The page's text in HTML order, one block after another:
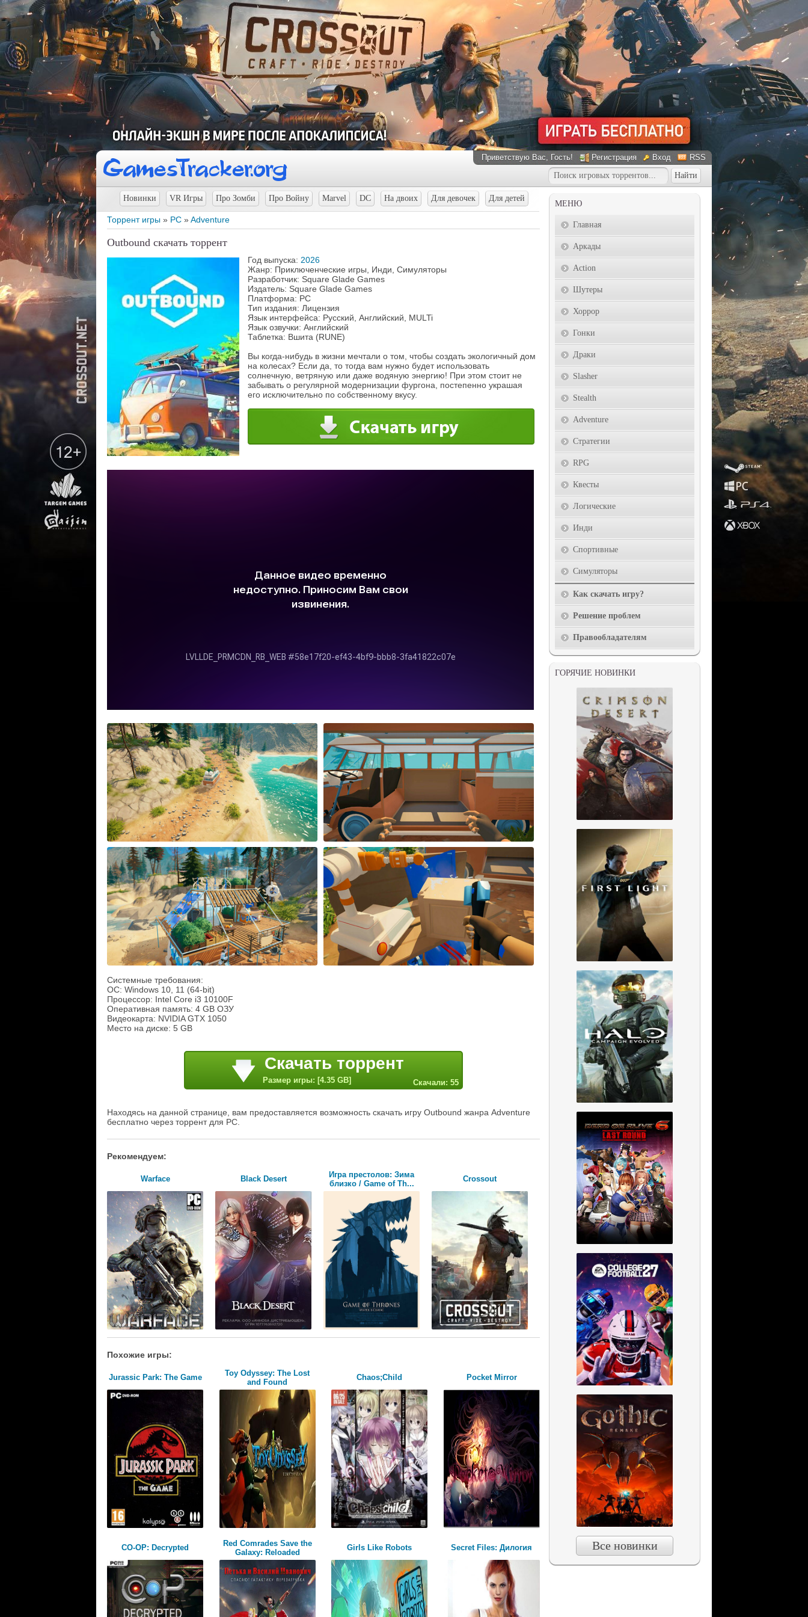
Приветствую Вас, Гость! Регистрация Вход RSS
Новинки VR Игры Про Зомби Про Войну Marvel DC На двоих Для девочек Для детей
Торрент игры » PC »Adventure
Outbound скачать торрент
Год выпуска: 2026
Жанр: Приключенческие игры, Инди, Симуляторы
Разработчик: Square Glade Games
Издатель: Square Glade Games
Платформа: PC
Тип издания: Лицензия
Язык интерфейса: Русский, Английский, MULTi
Язык озвучки: Английский
Таблетка: Вшита (RUNE)
Вы когда-нибудь в жизни мечтали о том, чтобы создать экологичный дом
на колесах? Если да, то тогда вам нужно будет использовать
солнечную, ветряную или даже водяную энергию! При этом стоит не
забывать о регулярной модернизации фургона, постепенно украшая
его исключительно по собственному вкусу.
Системные требования:
ОС: Windows 10, 11 (64-bit)
Процессор: Intel Core i3 10100F
Оперативная память: 4 GB ОЗУ
Видеокарта: NVIDIA GTX 1050
Место на диске: 5 GB
Скачать торрент
Размер игры: [4.35 GB] Скачали: 55
Находясь на данной странице, вам предоставляется возможность скачать игру Outbound жанра Adventure
бесплатно через торрент для PC.
Рекомендуем:
Warface Black Desert
Игра престолов: Зима
близко / Game of Th...
Crossout
Похожие игры:
Jurassic Park: The Game
Toy Odyssey: The Lost
and Found
Chaos;Child Pocket Mirror
CO-OP: Decrypted
Red Comrades Save the
Galaxy: Reloaded
Girls Like Robots Secret Files: Дилогия
МЕНЮ
Главная
Аркады
Action
Шутеры
Хоррор
Гонки
Драки
Slasher
Stealth
Adventure
Стратегии
RPG
Квесты
Логические
Инди
Спортивные
Симуляторы
Как скачать игру?
Решение проблем
Правообладателям
ГОРЯЧИЕ НОВИНКИ
Все новинки